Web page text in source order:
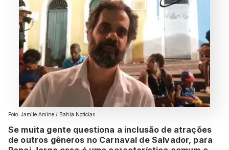
Foto: Jamile Amine / Bahia Notícias
Se muita gente questiona a inclusão de atrações
de outros gêneros no Carnaval de Salvador, para